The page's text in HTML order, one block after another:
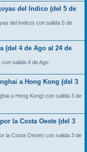
del Indico (del 5 de
del Indico) con salida 5 de
(del 4 de Ago al 24 de
salida 4 de Ago
a Hong Kong (del 3
a Hong Kong) con salida 3 de
la Costa Oeste (del 3
la Costa Oeste) con salida 3 de